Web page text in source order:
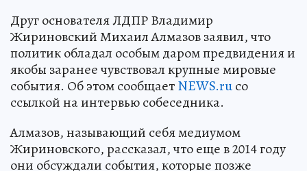
Друг основателя ЛДПР Владимир
Жириновский Михаил Алмазов заявил, что
политик обладал особым даром предвидения и
якобы заранее чувствовал крупные мировые
события. Об этом сообщаетNEWS.ruсо
ссылкой на интервью собеседника.
Алмазов, называющий себя медиумом
Жириновского, рассказал, что еще в 2014 году
они обсуждали события, которые позже